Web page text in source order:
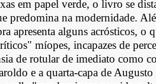
em papel verde, o livro se
predomina na modernidade.
apresenta alguns acrósticos, o
míopes, incapazes de
de rotular de imediato como
e a quarta-capa de